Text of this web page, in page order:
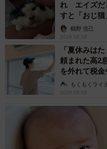
うに残したいなあと考えた
ようになりました。
ーー漫画を描く際に心がけ
心がけとしては当たり前の
く人がいないようにという
ます。
ーーほかにも、子育てでお
れ エイズだ
すと「おじ猫
鶴野 浩己
2026.08.08
「夏休みは
頼まれた高2
を外れて税
説】もくもくライ
2026.08.08